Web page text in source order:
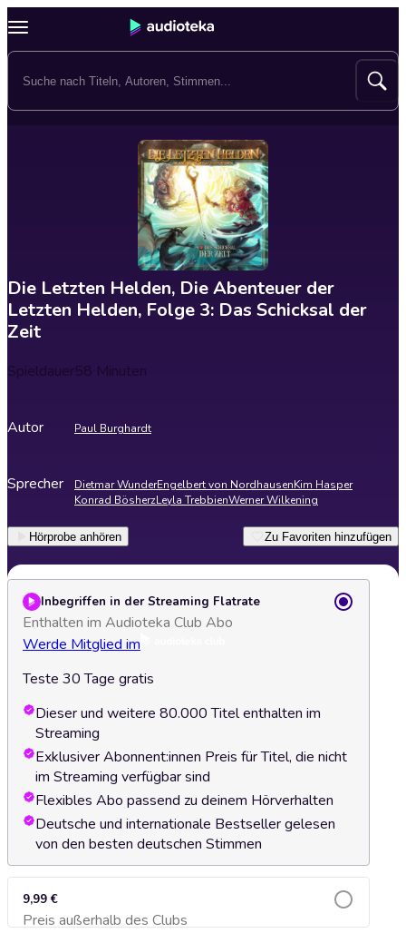
Die Letzten Helden, Die Abenteuer der
Letzten Helden, Folge 3: Das Schicksal der
Zeit
Spieldauer58 Minuten
Autor Paul Burghardt
Sprecher Dietmar WunderEngelbert von NordhausenKim Hasper
Konrad BösherzLeyla TrebbienWerner Wilkening
Hörprobe anhören Zu Favoriten hinzufügen
Inbegriffen in der Streaming Flatrate
Enthalten im Audioteka Club Abo
Werde Mitglied im
Teste 30 Tage gratis
Dieser und weitere 80.000 Titel enthalten im
Streaming
Exklusiver Abonnent:innen Preis für Titel, die nicht
im Streaming verfügbar sind
Flexibles Abo passend zu deinem Hörverhalten
Deutsche und internationale Bestseller gelesen
von den besten deutschen Stimmen
9,99 €
Preis außerhalb des ClubsZum Warenkorb hinzufügen